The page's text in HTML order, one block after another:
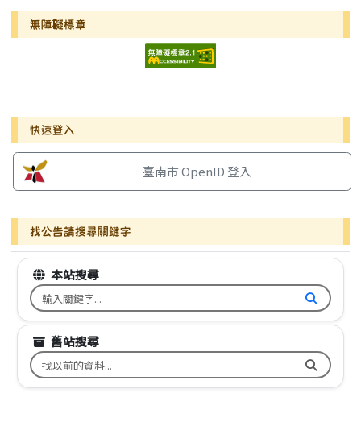
無障礙標章
右邊區域內容
快速登入
臺南市 OpenID 登入
找公告請搜尋關鍵字
本站搜尋
搜尋台南市文元國小全球資訊網關鍵字
舊站搜尋
搜尋台南市文元國小舊校網關鍵字